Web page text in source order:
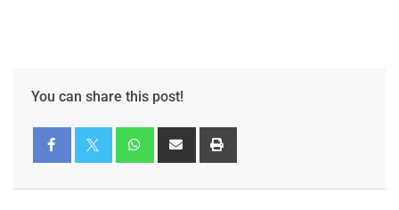
You can share this post!